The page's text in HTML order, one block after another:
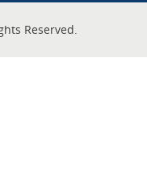
Reserved.